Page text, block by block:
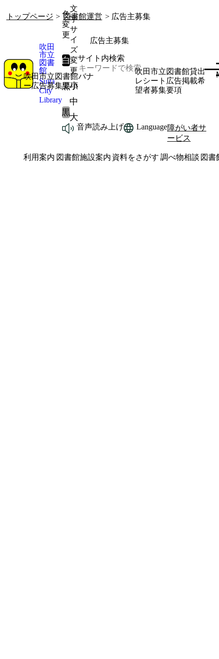
吹田
市立
図書
館
Suita
City
Library
色
変
更
白
黒
黒
文
字
サ
イ
ズ
変
更
小
中
大
サイト内検索
音声読み上げ Language障がい者サ
ービス
利用案内 図書館施設案内 資料をさがす 調べ物相談 図書
トップページ >図書館運営 > 広告主募集
広告主募集
吹田市立図書館バナ
ー広告募集要項
吹田市立図書館貸出
レシート広告掲載希
望者募集要項